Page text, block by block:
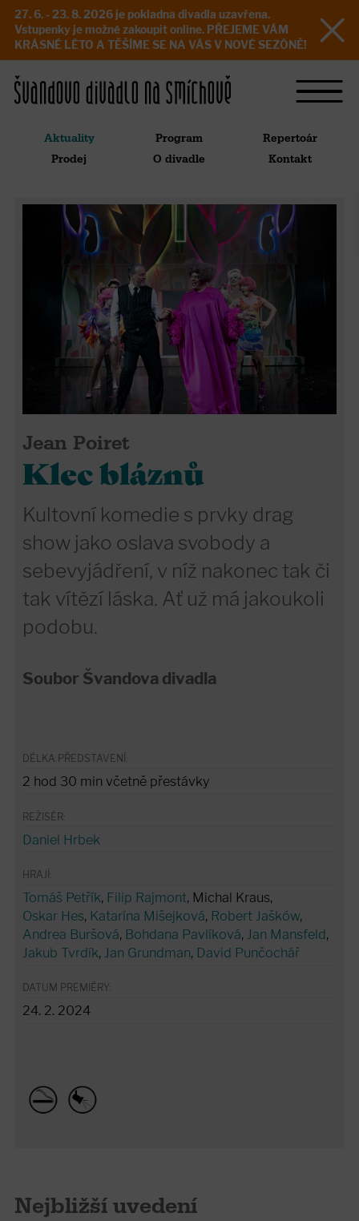
27. 6. - 23. 8. 2026 je pokladna divadla uzavřena.
Vstupenky je možné zakoupit online. PŘEJEME VÁM
KRÁSNÉ LÉTO A TĚŠÍME SE NA VÁS V NOVÉ SEZÓNĚ!
Aktuality Program
Repertoár
Prodej
O divadle Kontakt
Jean Poiret
Klec bláznů
Kultovní komedie s prvky drag
show jako oslava svobody a
sebevyjádření, v níž nakonec tak či
tak vítězí láska. Ať už má jakoukoli
podobu.
Soubor Švandova divadla
DÉLKA PŘEDSTAVENÍ:
2 hod 30 min včetně přestávky
REŽISÉR:
Daniel Hrbek
HRAJÍ:
Tomáš Petřík, Filip Rajmont, Michal Kraus,
Oskar Hes, Katarína Mišejková, Robert Jašków,
Andrea Buršová, Bohdana Pavlíková, Jan Mansfeld,
Jakub Tvrdík, Jan Grundman, David Punčochář
DATUM PREMIÉRY:
24. 2. 2024
Nejbližší uvedení